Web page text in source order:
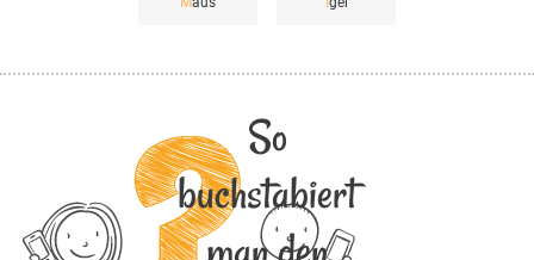
So
buchstabiert